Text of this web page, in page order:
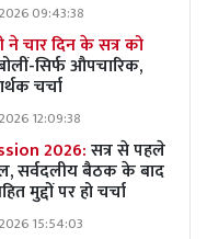
09:43:38
ने चार दिन के सत्र को
सिर्फ औपचारिक,
चर्चा
12:09:38
2026:सत्र से पहले
सर्वदलीय बैठक के बाद
मुद्दों पर हो चर्चा
15:54:03